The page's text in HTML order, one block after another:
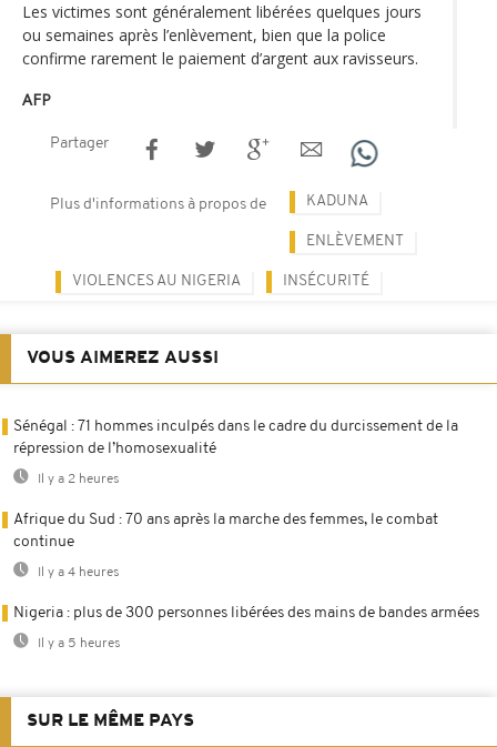
Les victimes sont généralement libérées quelques jours
ou semaines après l’enlèvement, bien que la police
confirme rarement le paiement d’argent aux ravisseurs.
AFP
Partager
Plus d'informations à propos de KADUNA
ENLÈVEMENT
VIOLENCES AU NIGERIA INSÉCURITÉ
VOUS AIMEREZ AUSSI
Sénégal : 71 hommes inculpés dans le cadre du durcissement de la
répression de l’homosexualité
Il y a 2 heures
Afrique du Sud : 70 ans après la marche des femmes, le combat
continue
Il y a 4 heures
Nigeria : plus de 300 personnes libérées des mains de bandes armées
Il y a 5 heures
SUR LE MÊME PAYS